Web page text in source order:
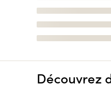
Découvrez